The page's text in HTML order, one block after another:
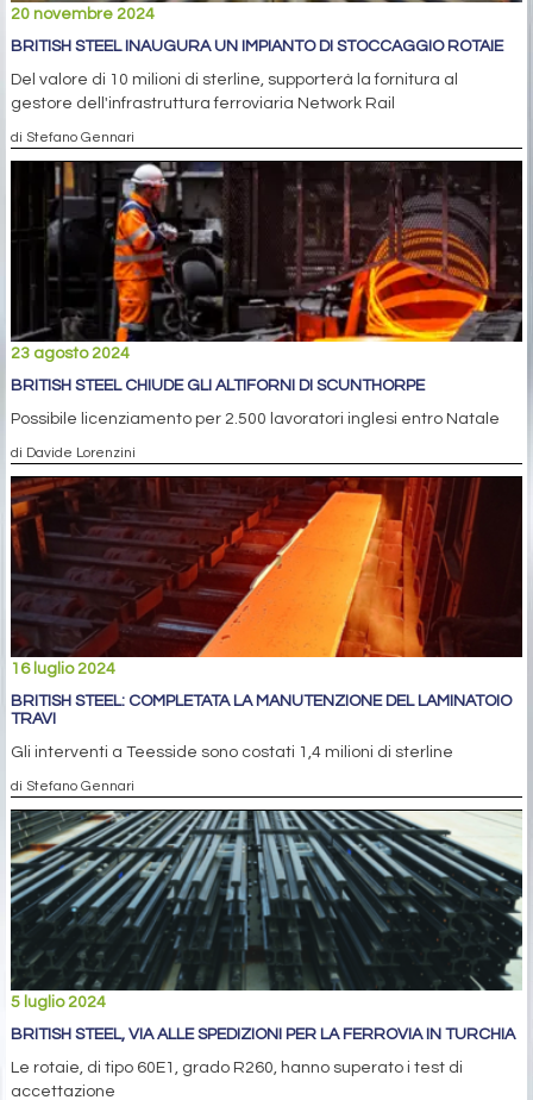
20 novembre 2024
BRITISH STEEL INAUGURA UN IMPIANTO DI STOCCAGGIO ROTAIE
Del valore di 10 milioni di sterline, supporterà la fornitura al
gestore dell'infrastruttura ferroviaria Network Rail
di Stefano Gennari
23 agosto 2024
BRITISH STEEL CHIUDE GLI ALTIFORNI DI SCUNTHORPE
Possibile licenziamento per 2.500 lavoratori inglesi entro Natale
di Davide Lorenzini
16 luglio 2024
BRITISH STEEL: COMPLETATA LA MANUTENZIONE DEL LAMINATOIO
TRAVI
Gli interventi a Teesside sono costati 1,4 milioni di sterline
di Stefano Gennari
5 luglio 2024
BRITISH STEEL, VIA ALLE SPEDIZIONI PER LA FERROVIA IN TURCHIA
Le rotaie, di tipo 60E1, grado R260, hanno superato i test di
accettazione